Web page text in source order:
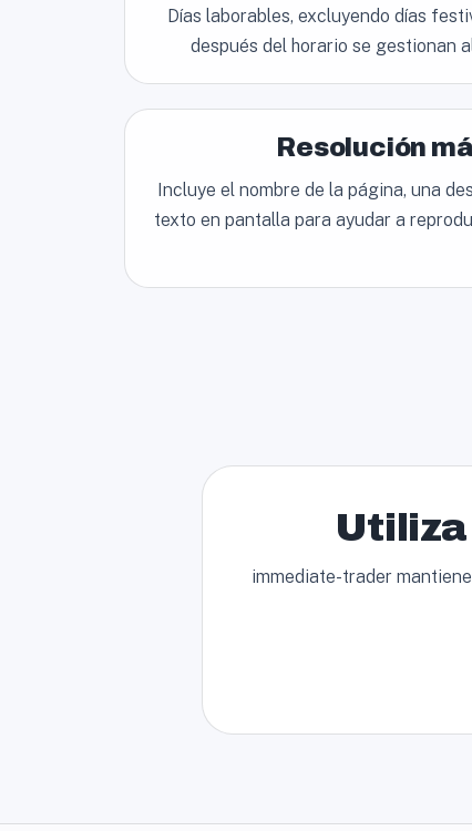
Días laborables, excluyendo días
después del horario se gestionan
Resolución
Incluye el nombre de la página, una
texto en pantalla para ayudar a
Utiliza
immediate-trader